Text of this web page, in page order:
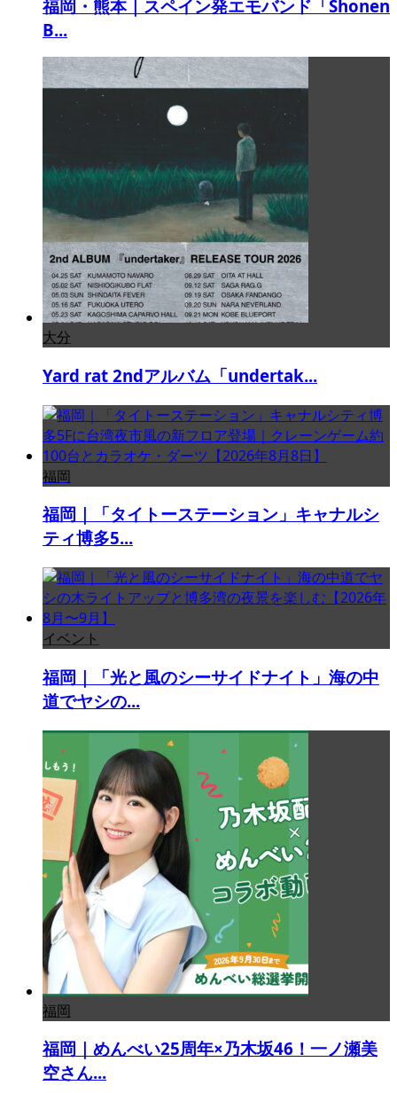
福岡・熊本｜スペイン発エモバンド「Shonen
B...
大分
Yard rat 2ndアルバム「undertak...
福岡
福岡｜「タイトーステーション」キャナルシ
ティ博多5...
イベント
福岡｜「光と風のシーサイドナイト」海の中
道でヤシの...
福岡
福岡｜めんべい25周年×乃木坂46！一ノ瀬美
空さん...